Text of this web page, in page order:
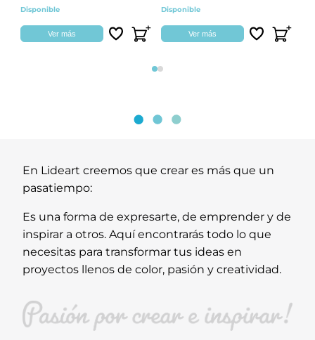
Disponible
Ver más
Disponible
Ver más
Página 1
Página 2
En Lideart creemos que crear es más que un
pasatiempo:
Es una forma de expresarte, de emprender y de
inspirar a otros. Aquí encontrarás todo lo que
necesitas para transformar tus ideas en
proyectos llenos de color, pasión y creatividad.